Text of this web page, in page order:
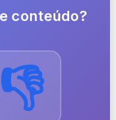
conteúdo?
👎